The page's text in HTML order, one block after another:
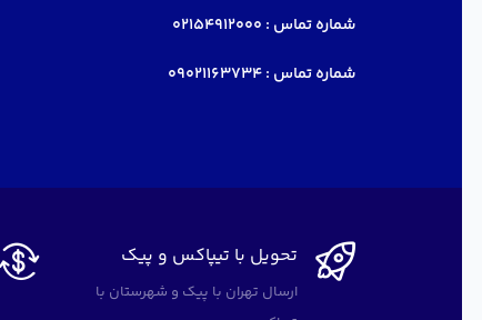
شماره تماس : 02154912000
شماره تماس :09021163734
تحویل با تیپاکس و پیک
ارسال تهران با پیک و شهرستان با